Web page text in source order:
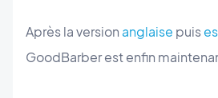
Après la version anglaise puis
GoodBarber est enfin